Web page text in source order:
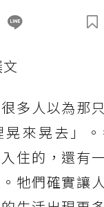
多人以為那
晃來晃去」
住的，還有
牠們確實讓